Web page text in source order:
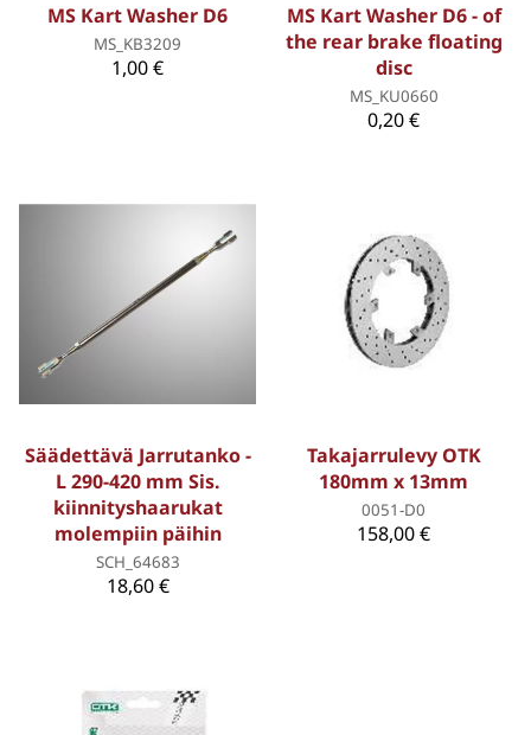
MS Kart Washer D6
MS_KB3209
1,00 €
MS Kart Washer D6 - of
the rear brake floating
disc
MS_KU0660
0,20 €
Säädettävä Jarrutanko -
L 290-420 mm Sis.
kiinnityshaarukat
molempiin päihin
SCH_64683
18,60 €
Takajarrulevy OTK
180mm x 13mm
0051-D0
158,00 €